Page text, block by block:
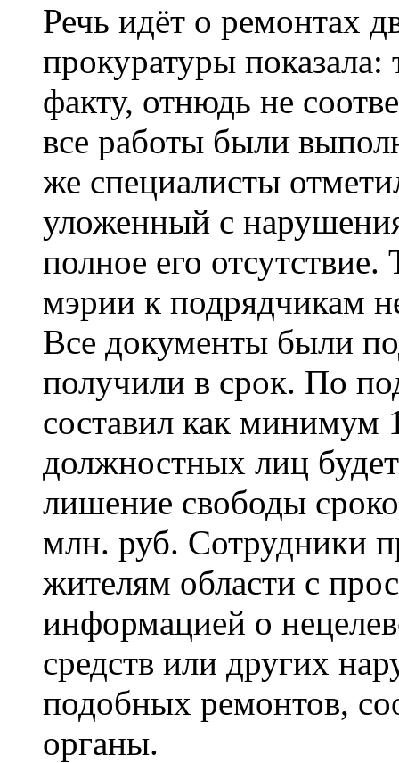
Речь идёт о ремонтах
прокуратуры
факту, отнюдь не
все работы были
же специалисты
уложенный с
полное его
мэрии к подрядчикам
Все документы были
получили в срок. По
составил как минимум
должностных лиц
лишение свободы
млн. руб. Сотрудники
жителям области с
информацией о
средств или других
подобных ремонтов,
органы.